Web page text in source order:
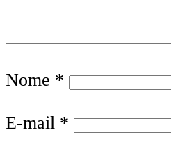
Nome *
E-mail *